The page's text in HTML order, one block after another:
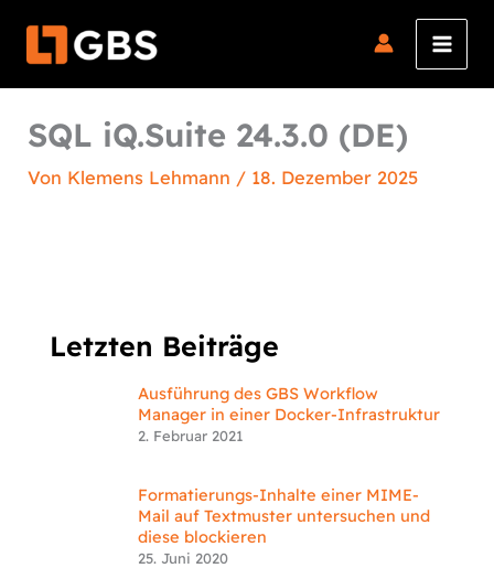
Inhalt
SQL iQ.Suite 24.3.0 (DE)
Von Klemens Lehmann / 18. Dezember 2025
Letzten Beiträge
Ausführung des GBS Workflow
Manager in einer Docker-Infrastruktur
2. Februar 2021
Formatierungs-Inhalte einer MIME-
Mail auf Textmuster untersuchen und
diese blockieren
25. Juni 2020